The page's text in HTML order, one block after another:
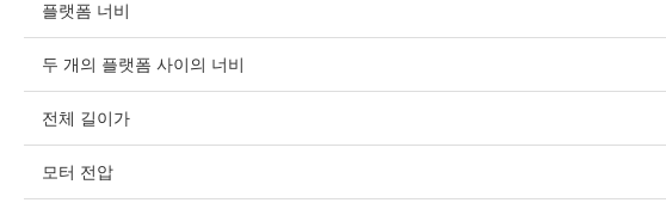
플랫폼 너비
두 개의 플랫폼 사이의 너비
전체 길이가
모터 전압